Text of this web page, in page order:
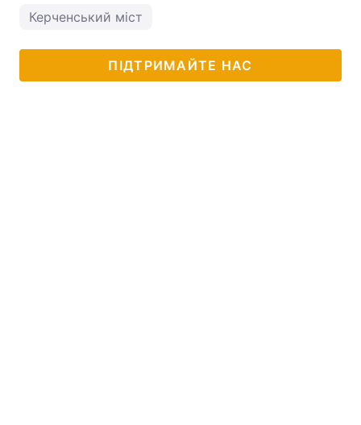
Керченський міст
ПІДТРИМАЙТЕ НАС